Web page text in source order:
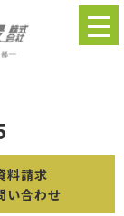
料請求
い合わせ